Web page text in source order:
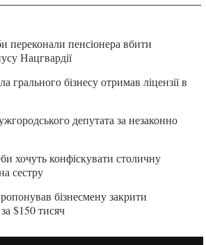
переконали пенсіонера вбити
Нацгвардії
грального бізнесу отримав ліцензії в
депутата за незаконно
хочуть конфіскувати столичну
сестру
бізнесмену закрити
$150 тисяч